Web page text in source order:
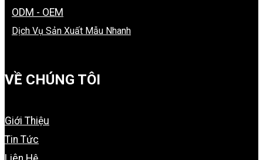
ODM - OEM
Dịch Vụ Sản Xuất Mẫu Nhanh
VỀ CHÚNG TÔI
Giới Thiệu
Tin Tức